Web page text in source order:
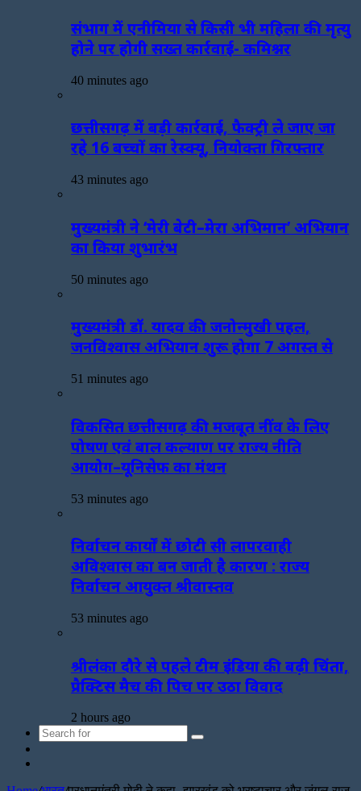
संभाग में एनीमिया से किसी भी महिला की मृत्यु
होने पर होगी सख्त कार्रवाई- कमिश्नर
40 minutes ago
छत्तीसगढ़ में बड़ी कार्रवाई, फैक्ट्री ले जाए जा
रहे 16 बच्चों का रेस्क्यू, नियोक्ता गिरफ्तार
43 minutes ago
मुख्यमंत्री ने ‘मेरी बेटी–मेरा अभिमान’ अभियान
का किया शुभारंभ
50 minutes ago
मुख्यमंत्री डॉ. यादव की जनोन्मुखी पहल,
जनविश्वास अभियान शुरू होगा 7 अगस्त से
51 minutes ago
विकसित छत्तीसगढ़ की मजबूत नींव के लिए
पोषण एवं बाल कल्याण पर राज्य नीति
आयोग–यूनिसेफ का मंथन
53 minutes ago
निर्वाचन कार्यों में छोटी सी लापरवाही
अविश्वास का बन जाती है कारण : राज्य
निर्वाचन आयुक्त श्रीवास्तव
53 minutes ago
श्रीलंका दौरे से पहले टीम इंडिया की बढ़ी चिंता,
प्रैक्टिस मैच की पिच पर उठा विवाद
2 hours ago
Search